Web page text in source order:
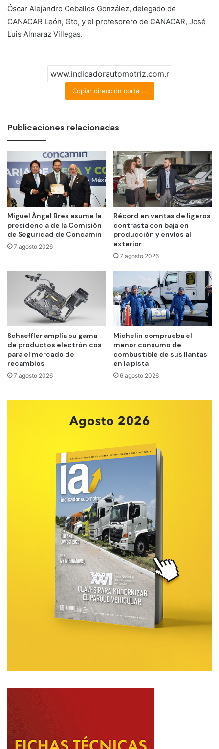
Óscar Alejandro Ceballos González, delegado de
CANACAR León, Gto, y el protesorero de CANACAR, José
Luis Almaraz Villegas.
Copiar dirección corta ...
Publicaciones relacionadas
Miguel Ángel Bres asume la
presidencia de la Comisión
de Seguridad de Concamin
7 agosto 2026
Récord en ventas de ligeros
contrasta con baja en
producción y envíos al
exterior
7 agosto 2026
Schaeffler amplía su gama
de productos electrónicos
para el mercado de
recambios
7 agosto 2026
Michelin comprueba el
menor consumo de
combustible de sus llantas
en la pista
6 agosto 2026